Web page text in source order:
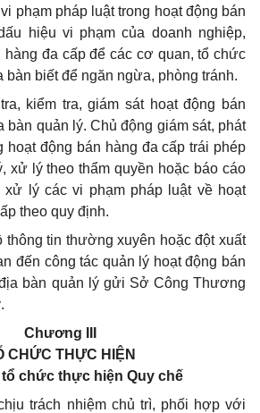
phạm pháp luật trong hoạt động bán
hiệu vi phạm của doanh nghiệp,
hàng đa cấp để các cơ quan,tổ chức
bàn biết để ngăn ngừa, phòng tránh.
kiểm tra, giám sát hoạt động bán
bàn quản lý. Chủ động giám sát, phát
hoạt động bán hàng đa cấp trái phép
xử lý theo thẩm quyền hoặc báo cáo
xử lý các vi phạm pháp luật về hoạt
theo quy định.
thông tin thường xuyên hoặc đột xuất
đến công tác quản lý hoạt động bán
bàn quản lý gửi Sở Công Thương
Chương III
CHỨC THỰC HIỆN
chức thực hiện Quy chế
trách nhiệm chủ trì, phối hợp với